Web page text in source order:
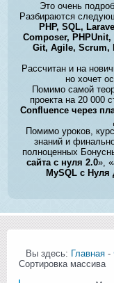
Это очень
Разбираются
PHP, SQL,
Composer,
Git, Agile, Scrum,
Рассчитан и на
но хочет
Помимо самой
проекта на 20 000
Confluence через
Помимо уроков,
знаний и
полноценных
сайта с нуля 2.0», «
MySQL с Нуля
Вы здесь: Главная -
Сортировка массива